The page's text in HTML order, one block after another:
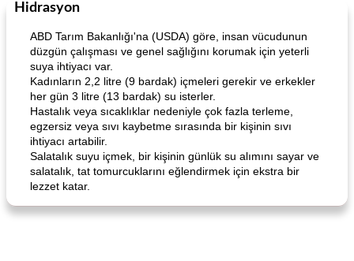
Boneless Chicken Recipes
Curry Chicken Dinner Mexican Cream (Fudge)
Hidrasyon
ABD Tarım Bakanlığı'na (USDA) göre, insan vücudunun
düzgün çalışması ve genel sağlığını korumak için yeterli
suya ihtiyacı var.
Kadınların 2,2 litre (9 bardak) içmeleri gerekir ve erkekler
her gün 3 litre (13 bardak) su isterler.
Hastalık veya sıcaklıklar nedeniyle çok fazla terleme,
egzersiz veya sıvı kaybetme sırasında bir kişinin sıvı
ihtiyacı artabilir.
Salatalık suyu içmek, bir kişinin günlük su alımını sayar ve
salatalık, tat tomurcuklarını eğlendirmek için ekstra bir
lezzet katar.